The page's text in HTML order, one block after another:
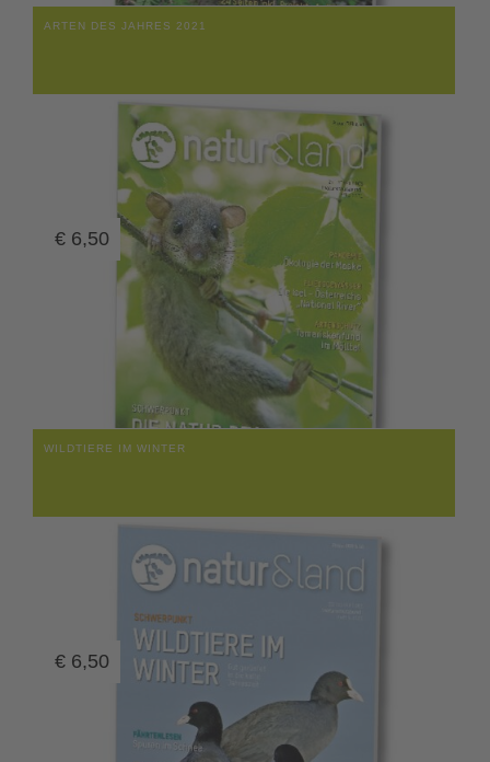
ARTEN DES JAHRES 2021
€ 6,50
WILDTIERE IM WINTER
€ 6,50